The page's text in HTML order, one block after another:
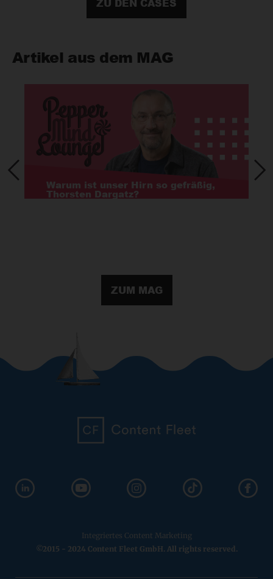
ZU DEN CASES
Artikel aus dem MAG
ZUM MAG
Integriertes Content Marketing
©2015 - 2024 Content Fleet GmbH. All rights reserved.